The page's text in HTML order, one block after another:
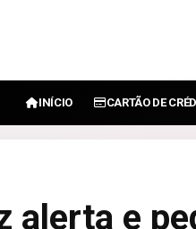
INÍCIO CARTÃO DE
alerta e